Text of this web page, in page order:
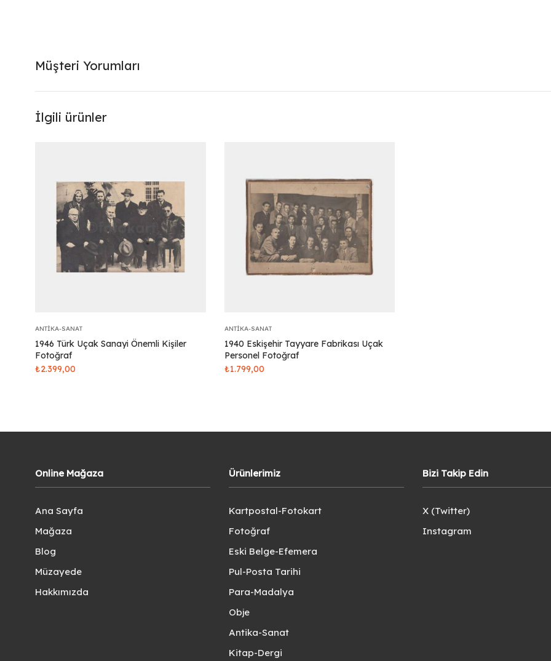
Müşteri Yorumları
İlgili ürünler
ANTIKA-SANAT
1946 Türk Uçak Sanayi Önemli Kişiler
Fotoğraf
₺2.399,00
ANTIKA-SANAT
1940 Eskişehir Tayyare Fabrikası Uçak
Personel Fotoğraf
₺1.799,00
Online Mağaza
Ana Sayfa
Mağaza
Blog
Müzayede
Hakkımızda
Ürünlerimiz
Kartpostal-Fotokart
Fotoğraf
Eski Belge-Efemera
Pul-Posta Tarihi
Para-Madalya
Obje
Antika-Sanat
Kitap-Dergi
Bizi Takip Edin
X (Twitter)
Instagram